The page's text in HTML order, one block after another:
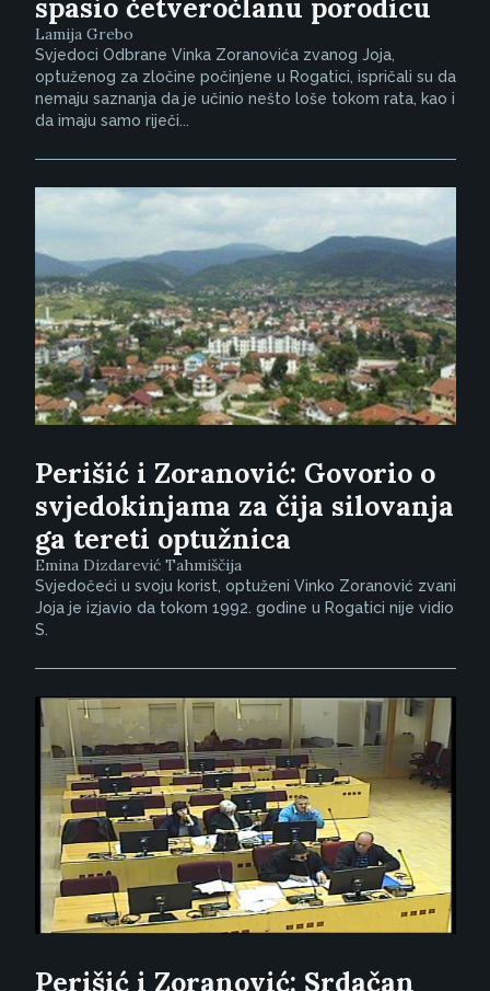
spasio četveročlanu porodicu
Lamija Grebo
Svjedoci Odbrane Vinka Zoranovića zvanog Joja,
optuženog za zločine počinjene u Rogatici, ispričali su da
nemaju saznanja da je učinio nešto loše tokom rata, kao i
da imaju samo riječi...
Perišić i Zoranović: Govorio o
svjedokinjama za čija silovanja
ga tereti optužnica
Emina Dizdarević Tahmiščija
Svjedočeći u svoju korist, optuženi Vinko Zoranović zvani
Joja je izjavio da tokom 1992. godine u Rogatici nije vidio
S.
Perišić i Zoranović: Srdačan